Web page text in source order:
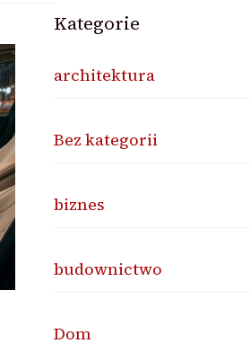
Kategorie
architektura
Bez kategorii
biznes
budownictwo
Dom